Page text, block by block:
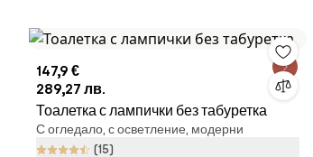
147,9 €
289,27 лв.
Тоалетка с лампички без табуретка
С огледало, с осветление, модерни
(15)